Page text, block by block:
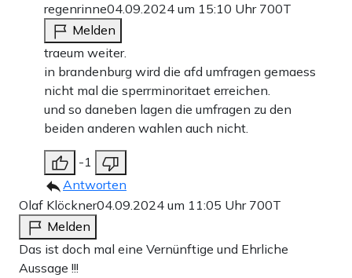
regenrinne04.09.2024 um 15:10 Uhr 700T
Melden
traeum weiter.
in brandenburg wird die afd umfragen gemaess
nicht mal die sperrminoritaet erreichen.
und so daneben lagen die umfragen zu den
beiden anderen wahlen auch nicht.
-1
Antworten
Olaf Klöckner04.09.2024 um 11:05 Uhr 700T
Melden
Das ist doch mal eine Vernünftige und Ehrliche
Aussage !!!